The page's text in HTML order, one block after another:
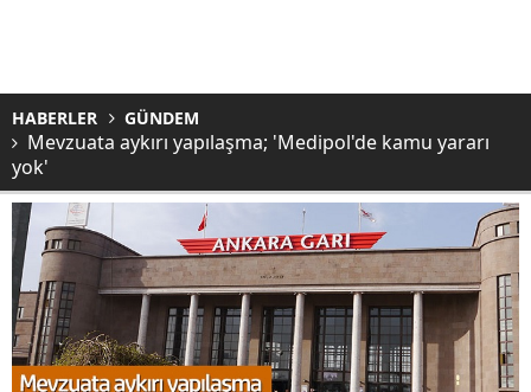
HABERLER GÜNDEM
Mevzuata aykırı yapılaşma; 'Medipol'de kamu yararı
yok'